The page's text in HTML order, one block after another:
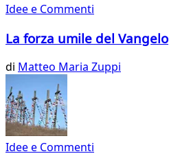
Idee e Commenti
La forza umile del Vangelo
di Matteo Maria Zuppi
Idee e Commenti